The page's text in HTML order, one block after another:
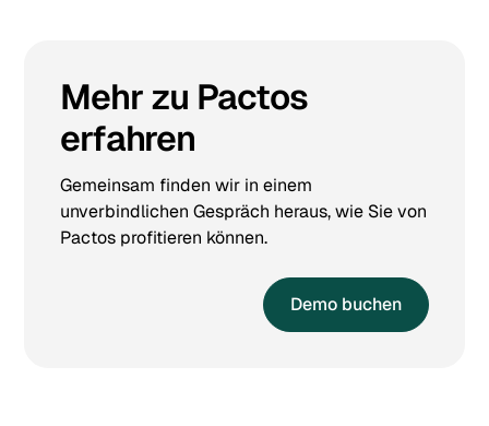
Mehr zu Pactos
erfahren
Gemeinsam finden wir in einem
unverbindlichen Gespräch heraus, wie Sie von
Pactos profitieren können.
Demo buchen